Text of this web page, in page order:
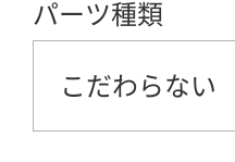
パーツ種類
こだわらない